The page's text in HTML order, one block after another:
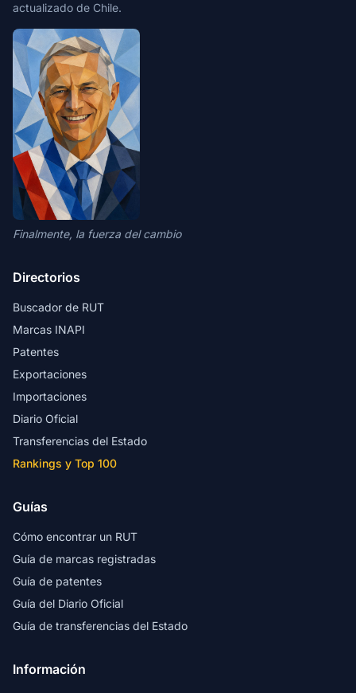
actualizado de Chile.
Finalmente, la fuerza del cambio
Directorios
Buscador de RUT
Marcas INAPI
Patentes
Exportaciones
Importaciones
Diario Oficial
Transferencias del Estado
Rankings y Top 100
Guías
Cómo encontrar un RUT
Guía de marcas registradas
Guía de patentes
Guía del Diario Oficial
Guía de transferencias del Estado
Información